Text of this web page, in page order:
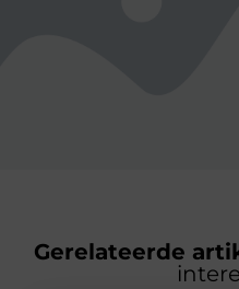
Gerelateerde